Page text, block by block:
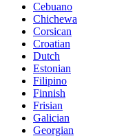
Cebuano
Chichewa
Corsican
Croatian
Dutch
Estonian
Filipino
Finnish
Frisian
Galician
Georgian